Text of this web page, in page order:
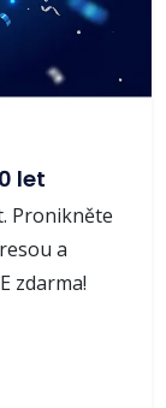
let
Pronikněte
a
zdarma!